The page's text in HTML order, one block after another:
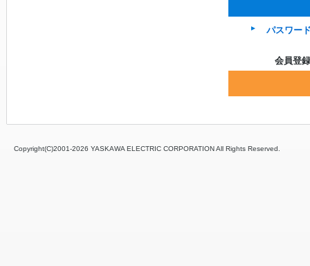
パスワー
会員登
Copyright(C)2001‐2026 YASKAWA ELECTRIC CORPORATION All Rights Reserved.